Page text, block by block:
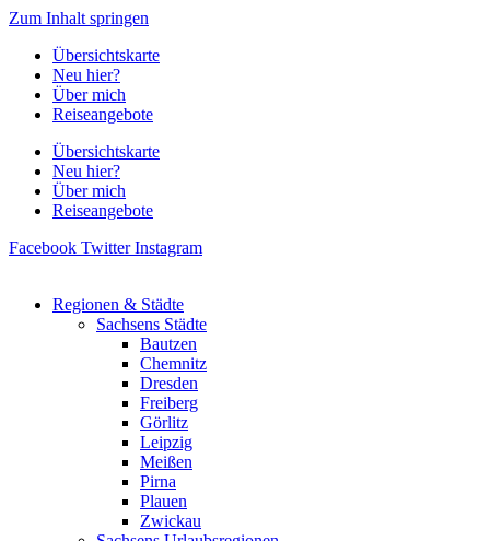
Zum Inhalt springen
Übersichtskarte
Neu hier?
Über mich
Reiseangebote
Übersichtskarte
Neu hier?
Über mich
Reiseangebote
Facebook Twitter Instagram
Regionen & Städte
Sachsens Städte
Bautzen
Chemnitz
Dresden
Freiberg
Görlitz
Leipzig
Meißen
Pirna
Plauen
Zwickau